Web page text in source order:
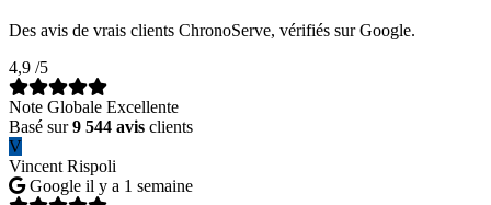
Des avis de vrais clients ChronoServe, vérifiés sur Google.
4,9 /5
Note Globale Excellente
Basé sur9 544 avis clients
V
Vincent Rispoli
Google il y a 1 semaine